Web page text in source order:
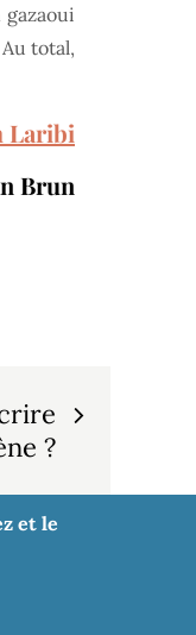
total,
Laribi
Brun
?
et le